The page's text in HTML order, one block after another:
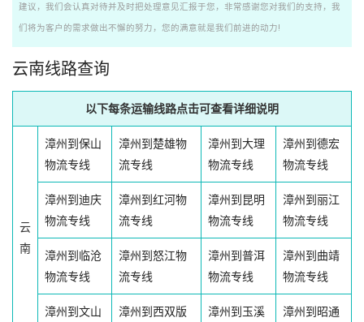
建议，我们会认真对待并及时把处理意见汇报于您，非常感谢您对我们的支持，我
们将为客户的需求做出不懈的努力，您的满意就是我们前进的动力!
云南线路查询
以下每条运输线路点击可查看详细说明
云
南
漳州到保山
物流专线
漳州到楚雄物
流专线
漳州到大理
物流专线
漳州到德宏
物流专线
漳州到迪庆
物流专线
漳州到红河物
流专线
漳州到昆明
物流专线
漳州到丽江
物流专线
漳州到临沧
物流专线
漳州到怒江物
流专线
漳州到普洱
物流专线
漳州到曲靖
物流专线
漳州到文山
漳州到西双版
漳州到玉溪
漳州到昭通